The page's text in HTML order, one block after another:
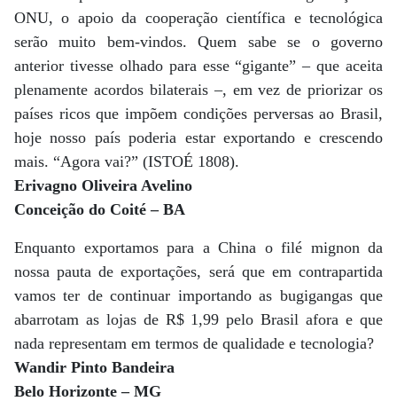
ONU, o apoio da cooperação científica e tecnológica
serão muito bem-vindos. Quem sabe se o governo
anterior tivesse olhado para esse “gigante” – que aceita
plenamente acordos bilaterais –, em vez de priorizar os
países ricos que impõem condições perversas ao Brasil,
hoje nosso país poderia estar exportando e crescendo
mais. “Agora vai?” (ISTOÉ 1808).
Erivagno Oliveira Avelino
Conceição do Coité – BA
Enquanto exportamos para a China o filé mignon da
nossa pauta de exportações, será que em contrapartida
vamos ter de continuar importando as bugigangas que
abarrotam as lojas de R$ 1,99 pelo Brasil afora e que
nada representam em termos de qualidade e tecnologia?
Wandir Pinto Bandeira
Belo Horizonte – MG